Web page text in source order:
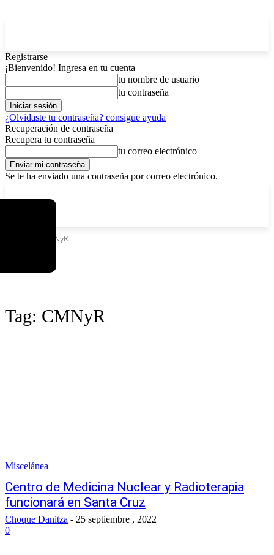
Registrarse
¡Bienvenido! Ingresa en tu cuenta
tu nombre de usuario
tu contraseña
¿Olvidaste tu contraseña? consigue ayuda
Recuperación de contraseña
Recupera tu contraseña
tu correo electrónico
Se te ha enviado una contraseña por correo electrónico.
CMNyR
Tag: CMNyR
Miscelánea
Centro de Medicina Nuclear y Radioterapia
funcionará en Santa Cruz
Choque Danitza - 25 septiembre , 2022
0